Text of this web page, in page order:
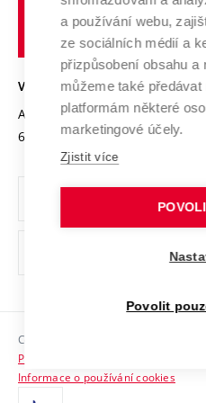
Transfer znalostí
Open Science
Projekty
Projekty ze strukturálních
Specifický výzkum
Služby univerzity
Mezinárodní dohody
Univerzitní sítě
Podnikavá univerzita /
Bezpečná univerzita
Vyznamenání
Organizační struktura
Ochrana osobních údajů
odkaz)
Sociální bezpečí
HR Award
VYSOKÉ UČENÍ TECHNICKÉ V
Antonínská 548/1
602 00 Brno
Copyright © 2026 VUT
Prohlášení o přístupnosti
Informace o používání cookies
a používání webu,
ze sociálních médií a
přizpůsobení obsahu a
můžeme také
platformám některé
marketingové účely.
Zjistit více
Povolit